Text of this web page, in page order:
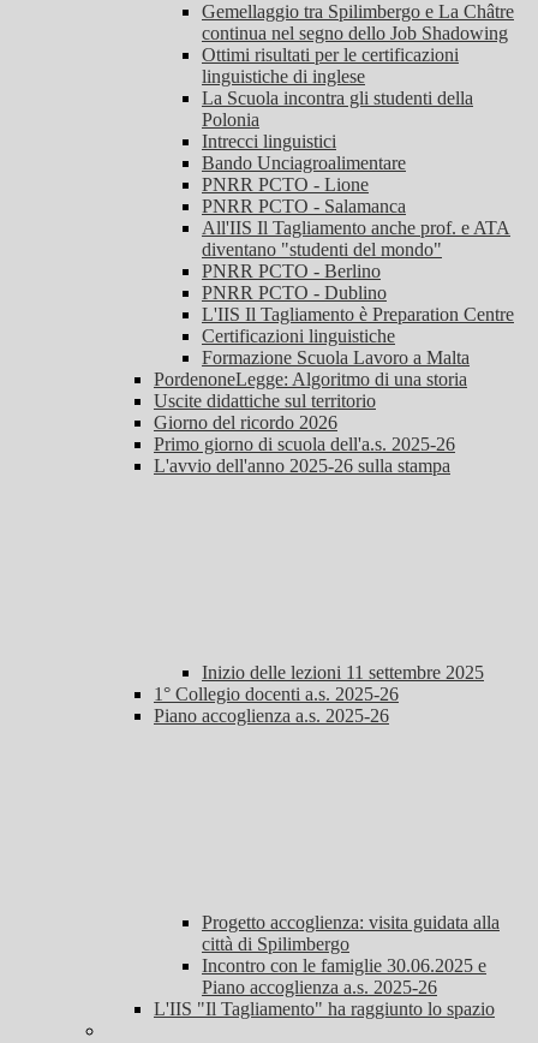
Gemellaggio tra Spilimbergo e La Châtre
continua nel segno dello Job Shadowing
Ottimi risultati per le certificazioni
linguistiche di inglese
La Scuola incontra gli studenti della
Polonia
Intrecci linguistici
Bando Unciagroalimentare
PNRR PCTO - Lione
PNRR PCTO - Salamanca
All'IIS Il Tagliamento anche prof. e ATA
diventano "studenti del mondo"
PNRR PCTO - Berlino
PNRR PCTO - Dublino
L'IIS Il Tagliamento è Preparation Centre
Certificazioni linguistiche
Formazione Scuola Lavoro a Malta
PordenoneLegge: Algoritmo di una storia
Uscite didattiche sul territorio
Giorno del ricordo 2026
Primo giorno di scuola dell'a.s. 2025-26
L'avvio dell'anno 2025-26 sulla stampa
Inizio delle lezioni 11 settembre 2025
1° Collegio docenti a.s. 2025-26
Piano accoglienza a.s. 2025-26
Progetto accoglienza: visita guidata alla
città di Spilimbergo
Incontro con le famiglie 30.06.2025 e
Piano accoglienza a.s. 2025-26
L'IIS "Il Tagliamento" ha raggiunto lo spazio